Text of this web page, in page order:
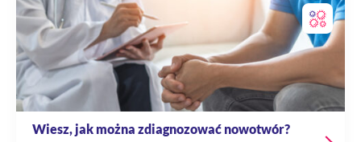
Wiesz, jak można zdiagnozować nowotwór?